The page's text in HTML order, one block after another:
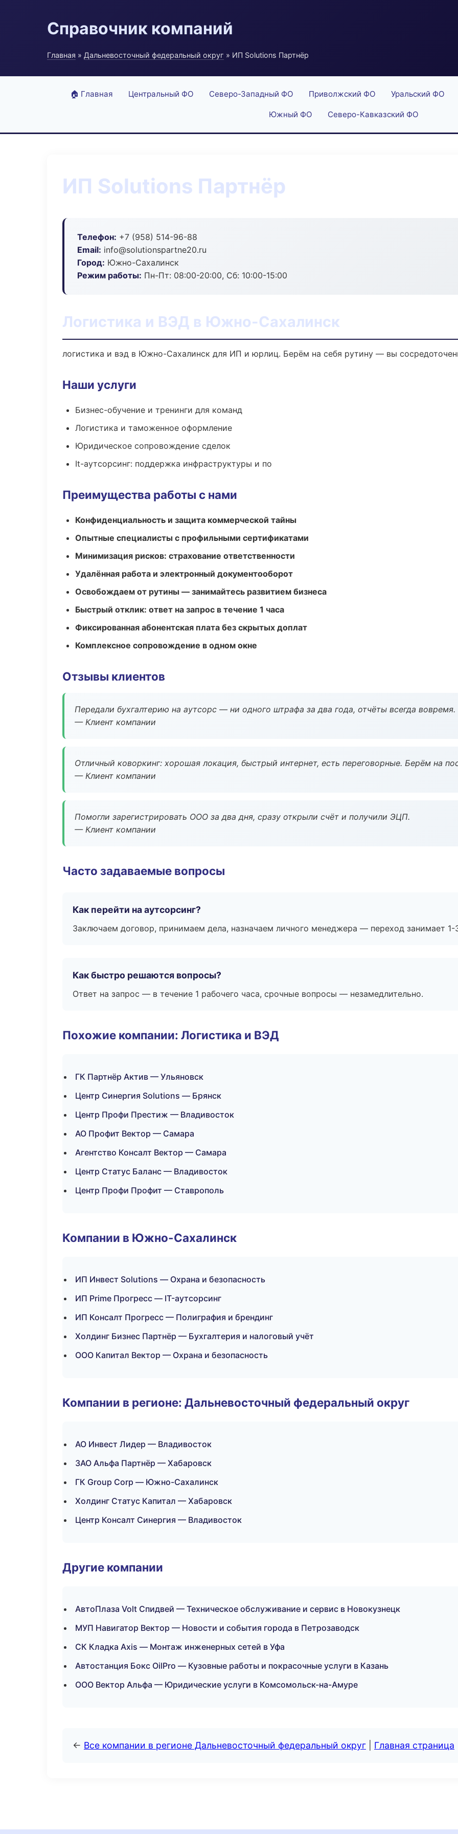
Справочник компаний
Главная » Дальневосточный федеральный округ » ИП Solutions Партнёр
🏠 Главная Центральный ФО Северо-Западный ФО Приволжский ФО Уральский ФО
Южный ФО Северо-Кавказский ФО
ИП Solutions Партнёр
Телефон: +7 (958) 514-96-88
Email: info@solutionspartne20.ru
Город: Южно-Сахалинск
Режим работы: Пн-Пт: 08:00-20:00, Сб: 10:00-15:00
Логистика и ВЭД в Южно-Сахалинск
логистика и вэд в Южно-Сахалинск для ИП и юрлиц. Берём на себя рутину — вы
Наши услуги
Бизнес-обучение и тренинги для команд
Логистика и таможенное оформление
Юридическое сопровождение сделок
It-аутсорсинг: поддержка инфраструктуры и по
Преимущества работы с нами
Конфиденциальность и защита коммерческой тайны
Опытные специалисты с профильными сертификатами
Минимизация рисков: страхование ответственности
Удалённая работа и электронный документооборот
Освобождаем от рутины — занимайтесь развитием бизнеса
Быстрый отклик: ответ на запрос в течение 1 часа
Фиксированная абонентская плата без скрытых доплат
Комплексное сопровождение в одном окне
Отзывы клиентов
Передали бухгалтерию на аутсорс — ни одного штрафа за два года, отчёты всегда вовремя.
— Клиент компании
Отличный коворкинг: хорошая локация, быстрый интернет, есть переговорные. Берём на
— Клиент компании
Помогли зарегистрировать ООО за два дня, сразу открыли счёт и получили ЭЦП.
— Клиент компании
Часто задаваемые вопросы
Как перейти на аутсорсинг?
Заключаем договор, принимаем дела, назначаем личного менеджера — переход занимает 1-
Как быстро решаются вопросы?
Ответ на запрос — в течение 1 рабочего часа, срочные вопросы — незамедлительно.
Похожие компании: Логистика и ВЭД
ГК Партнёр Актив — Ульяновск
Центр Синергия Solutions — Брянск
Центр Профи Престиж — Владивосток
АО Профит Вектор — Самара
Агентство Консалт Вектор — Самара
Центр Статус Баланс — Владивосток
Центр Профи Профит — Ставрополь
Компании в Южно-Сахалинск
ИП Инвест Solutions — Охрана и безопасность
ИП Prime Прогресс — IT-аутсорсинг
ИП Консалт Прогресс — Полиграфия и брендинг
Холдинг Бизнес Партнёр — Бухгалтерия и налоговый учёт
ООО Капитал Вектор — Охрана и безопасность
Компании в регионе: Дальневосточный федеральный округ
АО Инвест Лидер — Владивосток
ЗАО Альфа Партнёр — Хабаровск
ГК Group Corp — Южно-Сахалинск
Холдинг Статус Капитал — Хабаровск
Центр Консалт Синергия — Владивосток
Другие компании
АвтоПлаза Volt Спидвей — Техническое обслуживание и сервис в Новокузнецк
МУП Навигатор Вектор — Новости и события города в Петрозаводск
СК Кладка Axis — Монтаж инженерных сетей в Уфа
Автостанция Бокс OilPro — Кузовные работы и покрасочные услуги в Казань
ООО Вектор Альфа — Юридические услуги в Комсомольск-на-Амуре
← Все компании в регионе Дальневосточный федеральный округ Главная страница